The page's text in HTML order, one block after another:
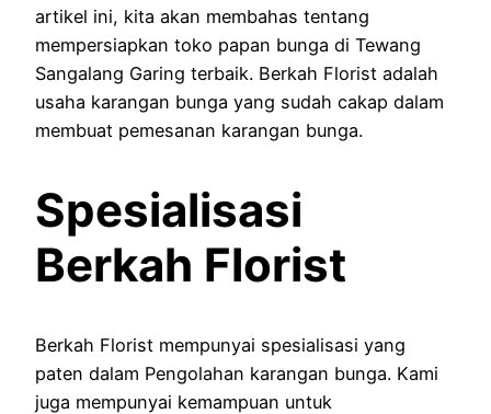
artikel ini, kita akan membahas tentang
mempersiapkan toko papan bunga di Tewang
Sangalang Garing terbaik. Berkah Florist adalah
usaha karangan bunga yang sudah cakap dalam
membuat pemesanan karangan bunga.
Spesialisasi
Berkah Florist
Berkah Florist mempunyai spesialisasi yang
paten dalam Pengolahan karangan bunga. Kami
juga mempunyai kemampuan untuk